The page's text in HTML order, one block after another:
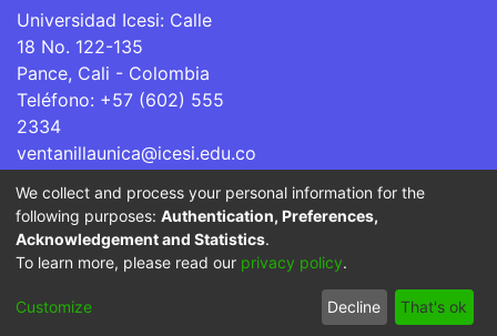
Universidad Icesi: Calle
18 No. 122-135
Pance, Cali - Colombia
Teléfono: +57 (602) 555
2334
ventanillaunica@icesi.edu.co
La Universidad Icesi es una Institución de Educación
Superior que se encuentra sujeta a inspección y vigilancia
por parte del Ministerio de Educación Nacional.
Cookie
End User
Agreement
Send
Feedback
We collect and process your personal information for the
following purposes: Authentication, Preferences,
Acknowledgement and Statistics.
To learn more, please read our privacy policy.
Customize Decline That's ok